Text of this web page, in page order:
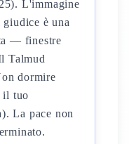
L'immagine
è una
— finestre
Talmud
dormire
il tuo
La pace non